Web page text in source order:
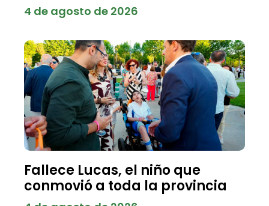
4 de agosto de 2026
Fallece Lucas, el niño que
conmovió a toda la provincia